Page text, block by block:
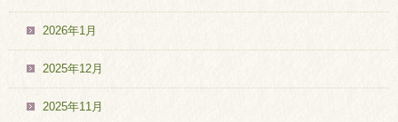
2026年1月
2025年12月
2025年11月